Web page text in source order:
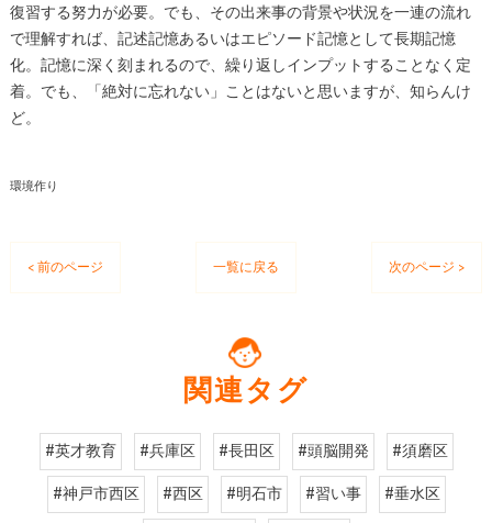
復習する努力が必要。でも、その出来事の背景や状況を一連の流れ
で理解すれば、記述記憶あるいはエピソード記憶として長期記憶
化。記憶に深く刻まれるので、繰り返しインプットすることなく定
着。でも、「絶対に忘れない」ことはないと思いますが、知らんけ
ど。
環境作り
< 前のページ 一覧に戻る 次のページ >
関連タグ
#英才教育 #兵庫区 #長田区 #頭脳開発
#須磨区
#神戸市西区
#西区 #明石市 #習い事
#垂水区